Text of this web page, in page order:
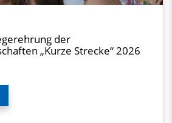
der
„Kurze Strecke“ 2026